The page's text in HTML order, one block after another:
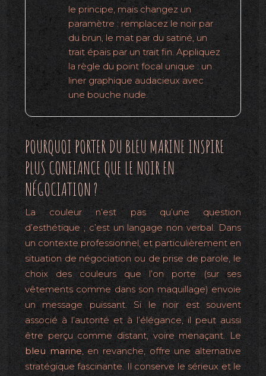
le principe, mais changez un
paramètre : remplacez le noir par
du brun, le mat par du satiné, un
trait épais par un trait fin. Appliquez
la règle du point focal unique : un
liner graphique audacieux avec
une bouche nude.
POURQUOI PORTER DU BLEU MARINE INSPIRE
PLUS CONFIANCE QUE LE NOIR EN
NÉGOCIATION ?
La couleur n’est pas qu’une question
d’esthétique ; c’est un langage non verbal. Dans
un contexte professionnel, et particulièrement en
situation de négociation ou de prise de parole, le
choix des couleurs que l’on porte (sur ses
vêtements comme dans son maquillage) envoie
un message puissant. Si le noir est souvent
associé à l’autorité et à l’élégance, il peut aussi
être perçu comme distant, voire menaçant. Le
bleu marine, en revanche, offre une alternative
stratégique fascinante. Il conserve le sérieux et le